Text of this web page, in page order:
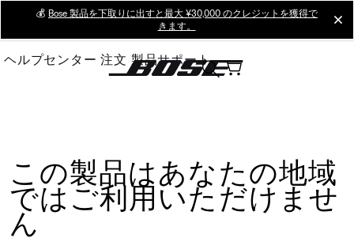
Main
💰 Bose 製品を下取りに出すと最大 ¥30,000 のクレジットを獲得で
きます。
ヘルプセンター 注文 製品サポート
この製品はあなたの地域
ではご利用いただけませ
ん